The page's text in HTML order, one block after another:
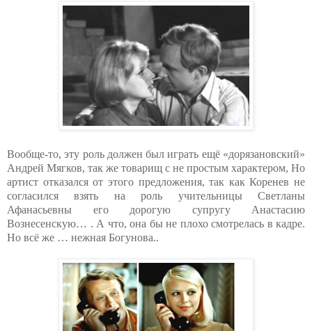
Вообще-то, эту роль должен был играть ещё «дорязановский»
Андрей Мягков, так же товарищ с не простым характером, Но
артист отказался от этого предложения, так как Коренев не
согласился взять на роль учительницы Светланы
Афанасьевны его дорогую супругу Анастасию
Вознесенскую… . А что, она бы не плохо смотрелась в кадре.
Но всё же … нежная Богунова..